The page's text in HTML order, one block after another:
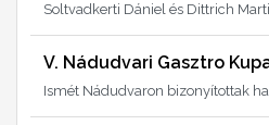
Soltvadkerti Dániel és Dittrich
V. Nádudvari Gasztro
Ismét Nádudvaron bizonyítottak